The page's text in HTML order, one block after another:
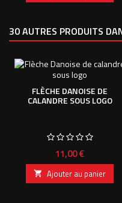
30 AUTRES PRODUITS
FLÈCHE DANOISE DE
CALANDRE SOUS LOGO
Prix
11,00 €
 Ajouter au panier